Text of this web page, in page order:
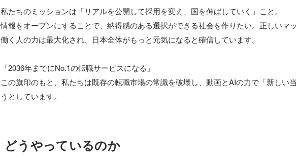
私たちのミッションは「リアルを公開して採用を変え、国を伸ばしていく」こと。
情報をオープンにすることで、納得感のある選択ができる社会を作りたい。正しいマッ
働く人の力は最大化され、日本全体がもっと元気になると確信しています。
「2036年までにNo.1の転職サービスになる」
この旗印のもと、私たちは既存の転職市場の常識を破壊し、動画とAIの力で「新しい
うとしています。
どうやっているのか